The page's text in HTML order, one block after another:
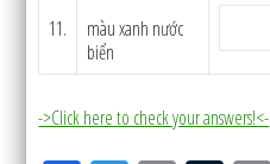
11.
màu xanh nước
biển
->Click here to check your answers!<-